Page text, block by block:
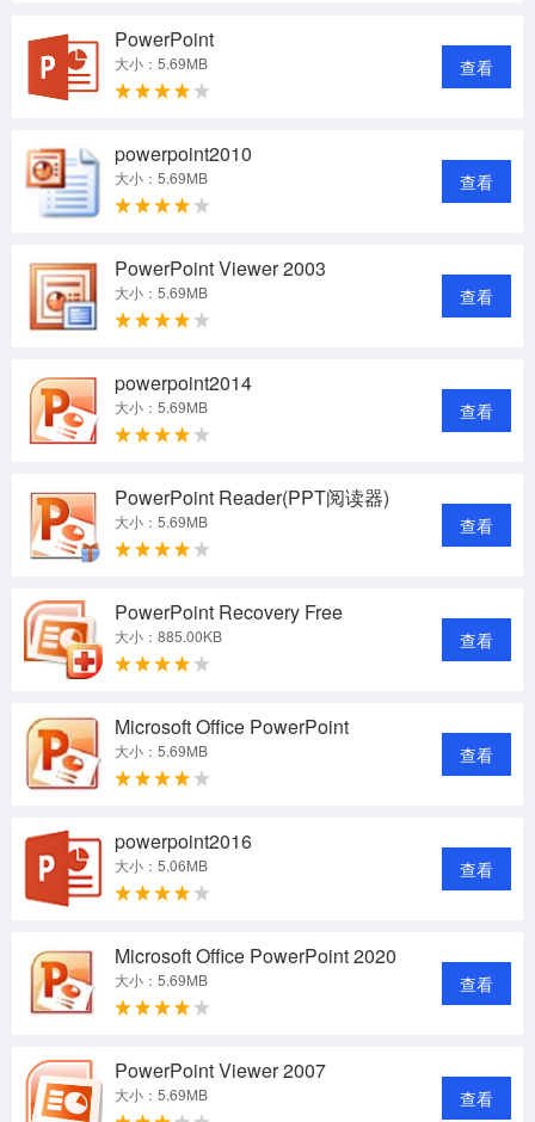
PowerPoint
大小：5.69MB 查看
powerpoint2010
大小：5.69MB 查看
PowerPoint Viewer 2003
大小：5.69MB 查看
powerpoint2014
大小：5.69MB 查看
PowerPoint Reader(PPT阅读器)
大小：5.69MB 查看
PowerPoint Recovery Free
大小：885.00KB 查看
Microsoft Office PowerPoint
大小：5.69MB 查看
powerpoint2016
大小：5.06MB 查看
Microsoft Office PowerPoint 2020
大小：5.69MB 查看
PowerPoint Viewer 2007
大小：5.69MB 查看